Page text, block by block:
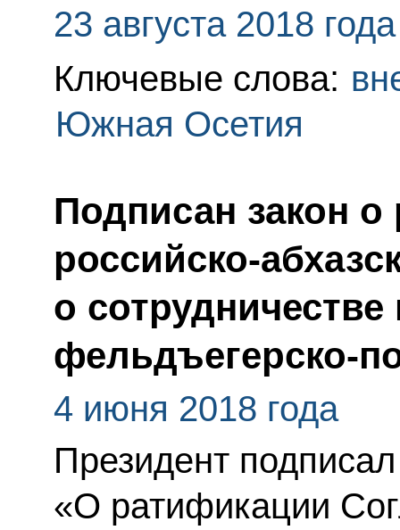
23 августа 2018 года
Ключевые слова:
Южная Осетия
Подписан закон
российско-
о
фельдъегерско-
4 июня 2018 года
Президент
«О ратификации